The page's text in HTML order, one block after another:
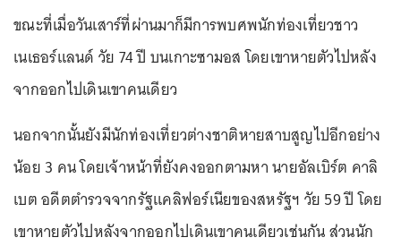
ขณะที่เมื่อวันเสาร์ที่ผ่านมาก็มีการพบศพนักท่องเที่ยวชาว
เนเธอร์แลนด์ วัย 74 ปี บนเกาะซามอส โดยเขาหายตัวไปหลัง
จากออกไปเดินเขาคนเดียว
นอกจากนั้นยังมีนักท่องเที่ยวต่างชาติหายสาบสูญไปอีกอย่าง
น้อย 3 คน โดยเจ้าหน้าที่ยังคงออกตามหา นายอัลเบิร์ต คาลิ
เบต อดีตตำรวจจากรัฐแคลิฟอร์เนียของสหรัฐฯ วัย 59 ปี โดย
เขาหายตัวไปหลังจากออกไปเดินเขาคนเดียวเช่นกัน ส่วนนัก